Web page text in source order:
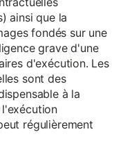
ainsi que la
fondés sur une
grave d'une
d'exécution. Les
sont des
à la
régulièrement